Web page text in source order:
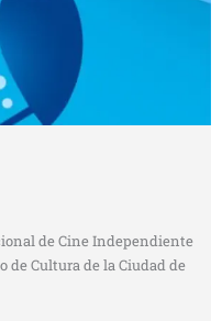
de Cine Independiente
de Cultura de la Ciudad de